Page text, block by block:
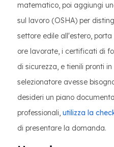
matematico, poi aggiungi
sul lavoro (OSHA) per
settore edile all'estero,
ore lavorate, i certificati di
di sicurezza, e tienili pronti
selezionatore avesse
desideri un piano
professionali, utilizza la
di presentare la domanda.